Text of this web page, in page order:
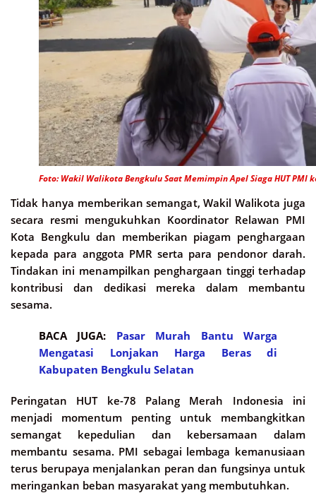
Foto: Wakil Walikota Bengkulu Saat Memimpin Apel Siaga HUT
Tidak hanya memberikan semangat, Wakil Walikota juga
secara resmi mengukuhkan Koordinator Relawan PMI
Kota Bengkulu dan memberikan piagam penghargaan
kepada para anggota PMR serta para pendonor darah.
Tindakan ini menampilkan penghargaan tinggi terhadap
kontribusi dan dedikasi mereka dalam membantu
sesama.
BACA JUGA: Pasar Murah Bantu Warga
Mengatasi Lonjakan Harga Beras di
Kabupaten Bengkulu Selatan
Peringatan HUT ke-78 Palang Merah Indonesia ini
menjadi momentum penting untuk membangkitkan
semangat kepedulian dan kebersamaan dalam
membantu sesama. PMI sebagai lembaga kemanusiaan
terus berupaya menjalankan peran dan fungsinya untuk
meringankan beban masyarakat yang membutuhkan.